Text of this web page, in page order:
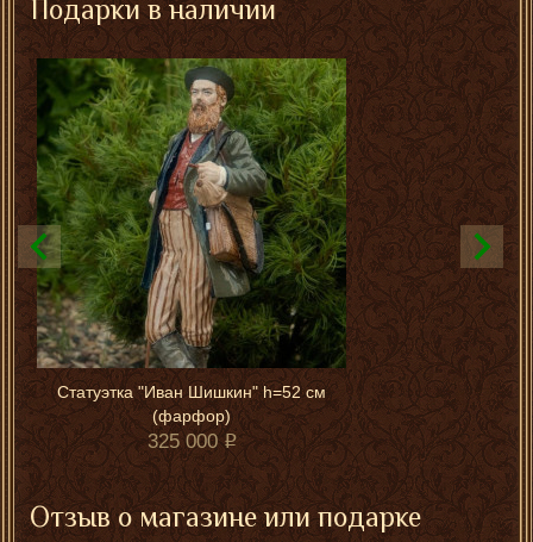
Подарки в наличии
Статуэтка "Иван Шишкин" h=52 см
(фарфор)
325 000
Отзыв о магазине или подарке